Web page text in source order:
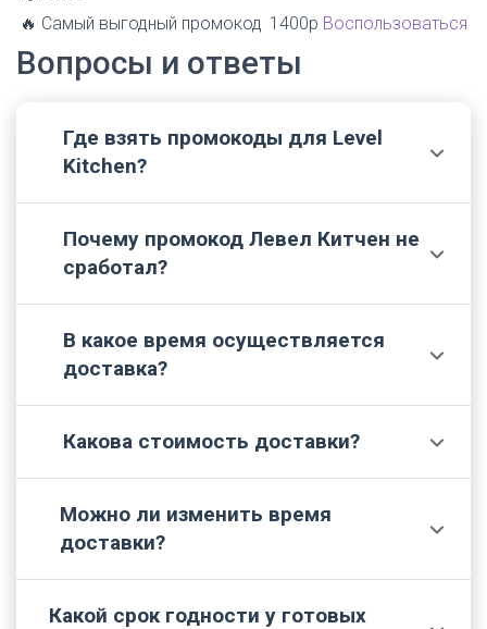
🔥 Самый выгодный промокод 1400р Воспользоваться
Вопросы и ответы
Где взять промокоды для Level
Kitchen?
Получить рабочие купоны можно в рекламных
рассылках от компании, в группах магазина в
Почему промокод Левел Китчен не
сработал?
Часто кодовые слова имеют ряд ограничений -
по сроку действия, минимальной стоимости
В какое время осуществляется
доставка?
Доставка производится через день утром, с 6-00
Какова стоимость доставки?
Сервис бесплатный для жителей городов. При
заказе в соседние населённые пункты следует
Можно ли изменить время
доставки?
Да, но не позднее чем за 12 часов до визита
Какой срок годности у готовых